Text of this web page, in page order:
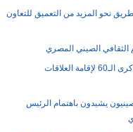
نحو المزيد من التعميق للتعاون
الثقافي الصيني المصري
انطلاق العام الثقافي الصيني المصري احتفالا بالذكرى الـ60 لإقامة العلاقات
يشيدون باهتمام الرئيس